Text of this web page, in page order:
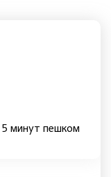
5 минут пешком